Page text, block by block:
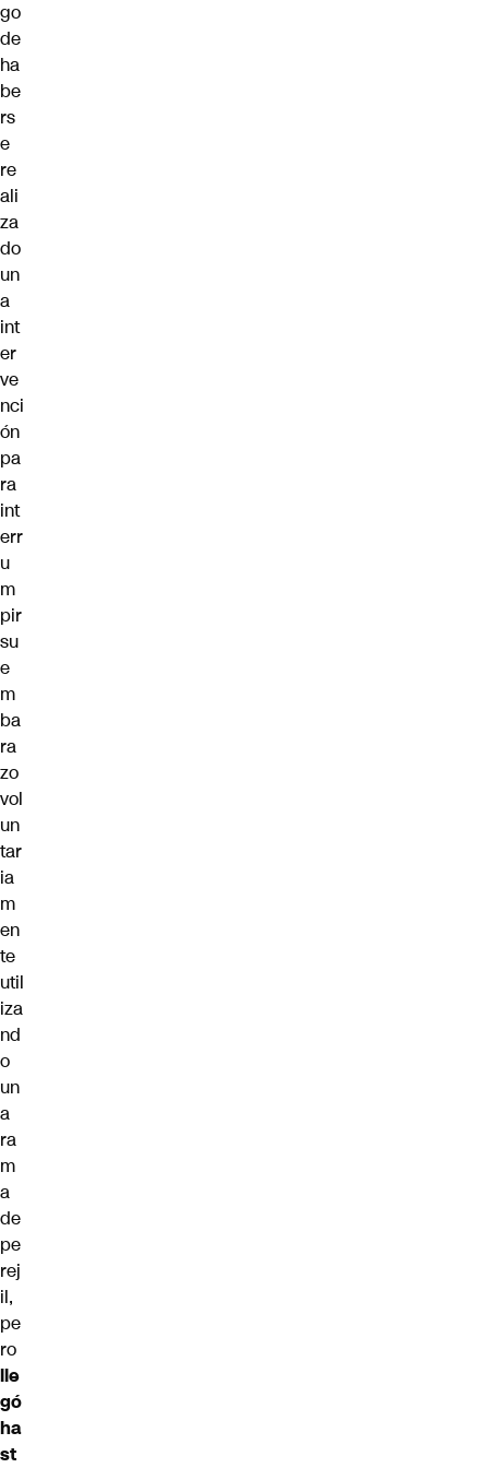
go
de
ha
be
rs
e
re
ali
za
do
un
a
int
er
ve
nci
ón
pa
ra
int
err
u
m
pir
su
e
m
ba
ra
zo
vol
un
tar
ia
m
en
te
util
iza
nd
o
un
a
ra
m
a
de
pe
rej
il,
pe
ro
lle
gó
ha
st